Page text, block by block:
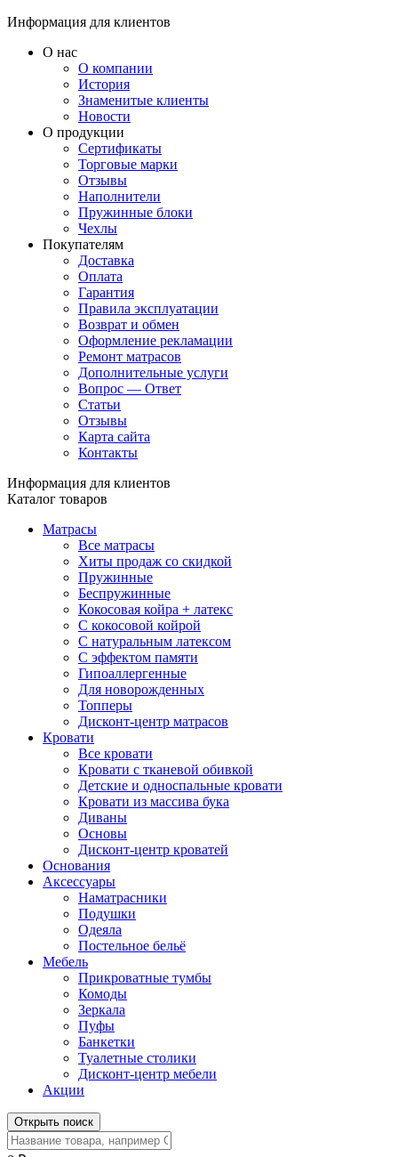
Информация для клиентов
О нас
О компании
История
Знаменитые клиенты
Новости
О продукции
Сертификаты
Торговые марки
Отзывы
Наполнители
Пружинные блоки
Чехлы
Покупателям
Доставка
Оплата
Гарантия
Правила эксплуатации
Возврат и обмен
Оформление рекламации
Ремонт матрасов
Дополнительные услуги
Вопрос — Ответ
Статьи
Отзывы
Карта сайта
Контакты
Информация для клиентов
Каталог товаров
Матрасы
Все матрасы
Хиты продаж со скидкой
Пружинные
Беспружинные
Кокосовая койра + латекс
С кокосовой койрой
С натуральным латексом
С эффектом памяти
Гипоаллергенные
Для новорожденных
Топперы
Дисконт-центр матрасов
Кровати
Все кровати
Кровати с тканевой обивкой
Детские и односпальные кровати
Кровати из массива бука
Диваны
Основы
Дисконт-центр кроватей
Основания
Аксессуары
Наматрасники
Подушки
Одеяла
Постельное бельё
Мебель
Прикроватные тумбы
Комоды
Зеркала
Пуфы
Банкетки
Туалетные столики
Дисконт-центр мебели
Акции
Открыть поиск